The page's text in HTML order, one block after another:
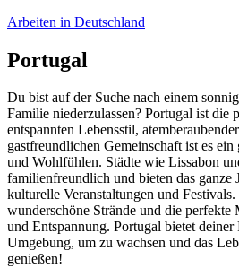
Arbeiten in Deutschland
Portugal
Du bist auf der Suche nach einem
Familie niederzulassen? Portugal ist die
entspannten Lebensstil,
gastfreundlichen Gemeinschaft ist es
und Wohlfühlen. Städte wie Lissabon
familienfreundlich und bieten das ganze
kulturelle Veranstaltungen und
wunderschöne Strände und die perfekte
und Entspannung. Portugal bietet
Umgebung, um zu wachsen und das
genießen!